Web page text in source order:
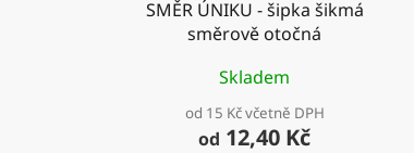
SMĚR ÚNIKU - šipka šikmá
směrově otočná
Skladem
od 15 Kč včetně DPH
od 12,40 Kč